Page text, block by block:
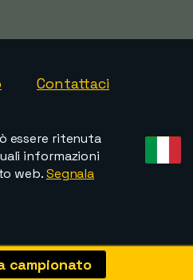
Contattaci
essere ritenuta
informazioni
web.Segnala
campionato